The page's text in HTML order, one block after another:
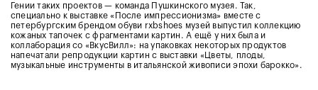
Гении таких проектов — команда Пушкинского музея. Так,
специально к выставке «После импрессионизма» вместе с
петербургским брендом обуви rxbshoes музей выпустил коллекцию
кожаных тапочек с фрагментами картин. А ещё у них была и
коллаборация со «ВкусВилл»: на упаковках некоторых продуктов
напечатали репродукции картин с выставки «Цветы, плоды,
музыкальные инструменты в итальянской живописи эпохи барокко».